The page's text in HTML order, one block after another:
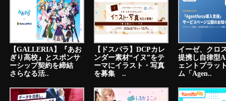
【GALLERIA】『あお
ぎり高校』とスポンサ
ーシップ契約を締結
さらなる活..
【ドスパラ】DCPカレ
ンダー素材“イヌ”をテ
ーマにイラスト・写真
を募集 ..
イーゼ、クロ
提携し自律型
ェントプラッ
ム「Agen..